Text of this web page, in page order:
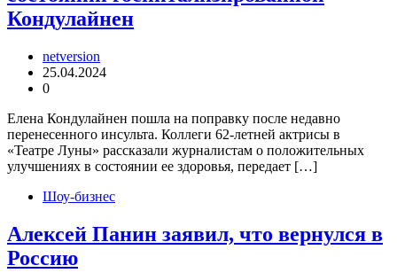
Кондулайнен
netversion
25.04.2024
0
Елена Кондулайнен пошла на поправку после недавно
перенесенного инсульта. Коллеги 62-летней актрисы в
«Театре Луны» рассказали журналистам о положительных
улучшениях в состоянии ее здоровья, передает […]
Шоу-бизнес
Алексей Панин заявил, что вернулся в
Россию